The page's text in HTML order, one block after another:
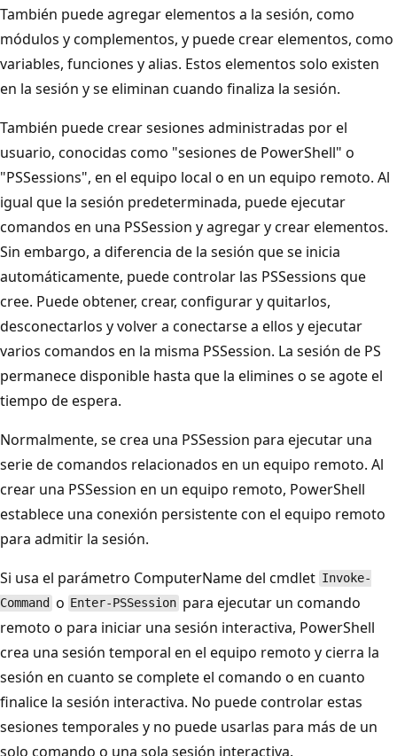
También puede agregar elementos a la sesión, como
módulos y complementos, y puede crear elementos, como
variables, funciones y alias. Estos elementos solo existen
en la sesión y se eliminan cuando finaliza la sesión.
También puede crear sesiones administradas por el
usuario, conocidas como "sesiones de PowerShell" o
"PSSessions", en el equipo local o en un equipo remoto. Al
igual que la sesión predeterminada, puede ejecutar
comandos en una PSSession y agregar y crear elementos.
Sin embargo, a diferencia de la sesión que se inicia
automáticamente, puede controlar las PSSessions que
cree. Puede obtener, crear, configurar y quitarlos,
desconectarlos y volver a conectarse a ellos y ejecutar
varios comandos en la misma PSSession. La sesión de PS
permanece disponible hasta que la elimines o se agote el
tiempo de espera.
Normalmente, se crea una PSSession para ejecutar una
serie de comandos relacionados en un equipo remoto. Al
crear una PSSession en un equipo remoto, PowerShell
establece una conexión persistente con el equipo remoto
para admitir la sesión.
Si usa el parámetro ComputerNamedel cmdlet Invoke-
Command o Enter-PSSession para ejecutar un comando
remoto o para iniciar una sesión interactiva, PowerShell
crea una sesión temporal en el equipo remoto y cierra la
sesión en cuanto se complete el comando o en cuanto
finalice la sesión interactiva. No puede controlar estas
sesiones temporales y no puede usarlas para más de un
solo comando o una sola sesión interactiva.